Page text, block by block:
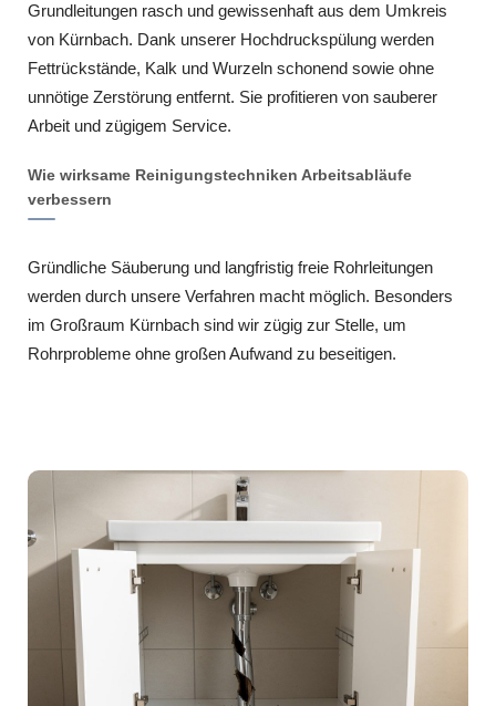
Grundleitungen rasch und gewissenhaft aus dem Umkreis
von Kürnbach. Dank unserer Hochdruckspülung werden
Fettrückstände, Kalk und Wurzeln schonend sowie ohne
unnötige Zerstörung entfernt. Sie profitieren von sauberer
Arbeit und zügigem Service.
Wie wirksame Reinigungstechniken Arbeitsabläufe
verbessern
Gründliche Säuberung und langfristig freie Rohrleitungen
werden durch unsere Verfahren macht möglich. Besonders
im Großraum Kürnbach sind wir zügig zur Stelle, um
Rohrprobleme ohne großen Aufwand zu beseitigen.